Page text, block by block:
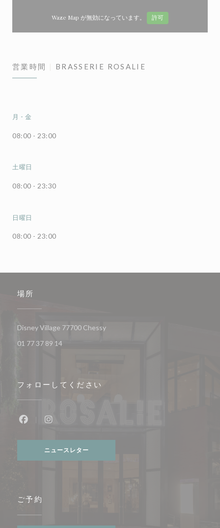
Waze Map が無効になっています。 許可
営業時間 BRASSERIE ROSALIE
月 - 金
08:00 - 23:00
土曜日
08:00 - 23:30
日曜日
08:00 - 23:00
場所
Disney Village 77700 Chessy((新しいウィンドウで開きます))
01 77 37 89 14
フォローしてください
ニュースレター
ご予約